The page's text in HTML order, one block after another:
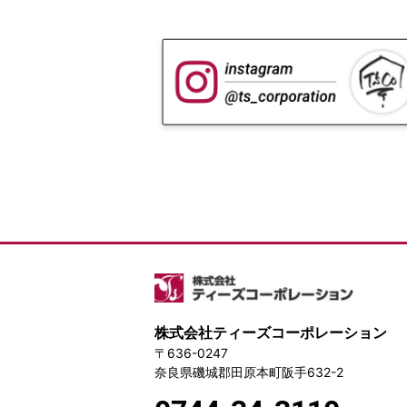
株式会社ティーズコーポレーション
〒636-0247
奈良県磯城郡田原本町阪手632-2